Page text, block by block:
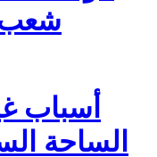
شعب
أسباب
الساحة